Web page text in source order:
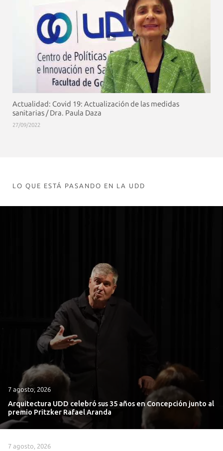
Actualidad: Covid 19: Actualización de las medidas
sanitarias / Dra. Paula Daza
27/09/2022
LO QUE ESTÁ PASANDO EN LA UDD
7 agosto, 2026
Arquitectura UDD celebró sus 35 años en Concepción junto al
premio Pritzker Rafael Aranda
7 agosto, 2026